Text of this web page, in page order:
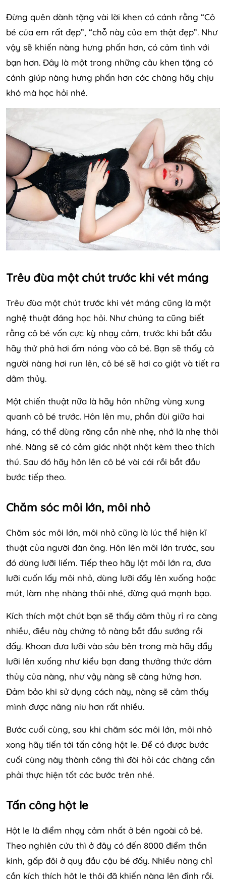
Đừng quên dành tặng vài lời khen có cánh rằng “Cô
bé của em rất đẹp”, “chỗ này của em thật đẹp”. Như
vậy sẽ khiến nàng hưng phấn hơn, có cảm tình với
bạn hơn. Đây là một trong những câu khen tặng có
cánh giúp nàng hưng phấn hơn các chàng hãy chịu
khó mà học hỏi nhé.
Trêu đùa một chút trước khi vét máng
Trêu đùa một chút trước khi vét máng cũng là một
nghệ thuật đáng học hỏi. Như chúng ta cũng biết
rằng cô bé vốn cực kỳ nhạy cảm, trước khi bắt đầu
hãy thử phả hơi ấm nóng vào cô bé. Bạn sẽ thấy cả
người nàng hơi run lên, cô bé sẽ hơi co giật và tiết ra
dâm thủy.
Một chiến thuật nữa là hãy hôn những vùng xung
quanh cô bé trước. Hôn lên mu, phần đùi giữa hai
háng, có thể dùng răng cắn nhè nhẹ, nhớ là nhẹ thôi
nhé. Nàng sẽ có cảm giác nhột nhột kèm theo thích
thú. Sau đó hãy hôn lên cô bé vài cái rồi bắt đầu
bước tiếp theo.
Chăm sóc môi lớn, môi nhỏ
Chăm sóc môi lớn, môi nhỏ cũng là lúc thể hiện kĩ
thuật của người đàn ông. Hôn lên môi lớn trước, sau
đó dùng lưỡi liếm. Tiếp theo hãy lật môi lớn ra, đưa
lưỡi cuốn lấy môi nhỏ, dùng lưỡi đẩy lên xuống hoặc
mút, làm nhẹ nhàng thôi nhé, đừng quá mạnh bạo.
Kích thích một chút bạn sẽ thấy dâm thủy rỉ ra càng
nhiều, điều này chứng tỏ nàng bắt đầu sướng rồi
đấy. Khoan đưa lưỡi vào sâu bên trong mà hãy đẩy
lưỡi lên xuống như kiểu bạn đang thưởng thức dâm
thủy của nàng, như vậy nàng sẽ càng hứng hơn.
Đảm bảo khi sử dụng cách này, nàng sẽ cảm thấy
mình được nâng niu hơn rất nhiều.
Bước cuối cùng, sau khi chăm sóc môi lớn, môi nhỏ
xong hãy tiến tới tấn công hột le. Để có được bước
cuối cùng này thành công thì đòi hỏi các chàng cần
phải thực hiện tốt các bước trên nhé.
Tấn công hột le
Hột le là điểm nhạy cảm nhất ở bên ngoài cô bé.
Theo nghiên cứu thì ở đây có đến 8000 điểm thần
kinh, gấp đôi ở quy đầu cậu bé đấy. Nhiều nàng chỉ
cần kích thích hột le thôi đã khiến nàng lên đỉnh rồi.